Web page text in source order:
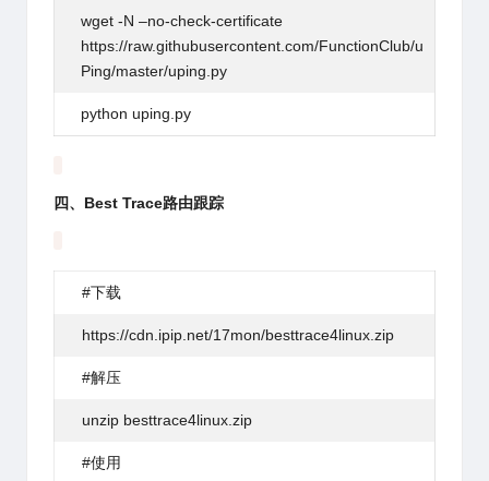
wget -N –no-check-certificate
https://raw.githubusercontent.com/FunctionClub/u
Ping/master/uping.py
python uping.py
四、Best Trace路由跟踪
#下载
https://cdn.ipip.net/17mon/besttrace4linux.zip
#解压
unzip besttrace4linux.zip
#使用